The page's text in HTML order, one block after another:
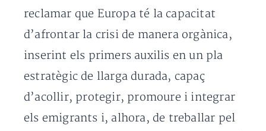
reclamar que Europa té la capacitat
d’afrontar la crisi de manera orgànica,
inserint els primers auxilis en un pla
estratègic de llarga durada, capaç
d’acollir, protegir, promoure i integrar
els emigrants i, alhora, de treballar pel